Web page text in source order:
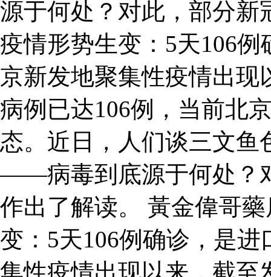
源于何处？对此，部分新
疫情形势生变：5天106
京新发地聚集性疫情出现
病例已达106例，当前北
态。近日，人们谈三文
——病毒到底源于何处？
作出了解读。 黃金偉哥
变：5天106例确诊，是
集性疫情出现以来，截至